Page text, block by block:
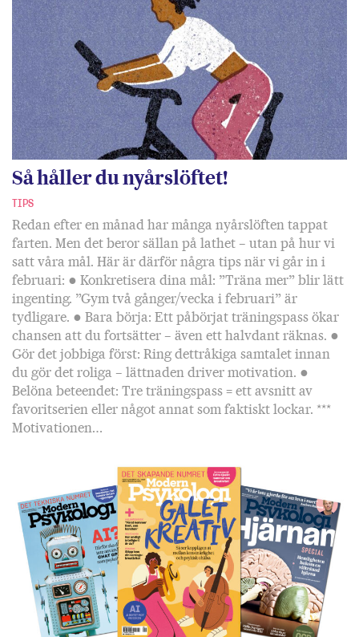
Så håller du nyårslöftet!
TIPS
Redan efter en månad har många nyårslöften tappat
farten. Men det beror sällan på lathet – utan på hur vi
satt våra mål. Här är därför några tips när vi går in i
februari: ● Konkretisera dina mål: ”Träna mer” blir lätt
ingenting. ”Gym två gånger/vecka i februari” är
tydligare. ● Bara börja: Ett påbörjat träningspass ökar
chansen att du fortsätter – även ett halvdant räknas. ●
Gör det jobbiga först: Ring dettråkiga samtalet innan
du gör det roliga – lättnaden driver motivation. ●
Belöna beteendet: Tre träningspass = ett avsnitt av
favoritserien eller något annat som faktiskt lockar. ***
Motivationen…